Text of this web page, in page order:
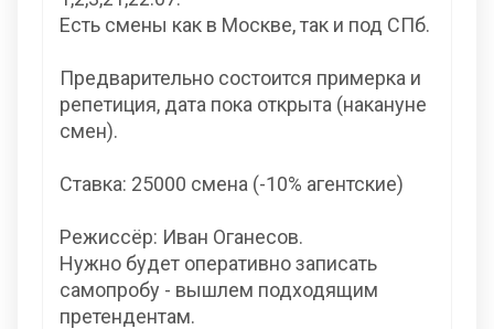
Есть смены как в Москве, так и под СПб.
Предварительно состоится примерка и
репетиция, дата пока открыта (накануне
смен).
Ставка: 25000 смена (-10% агентские)
Режиссёр: Иван Оганесов.
Нужно будет оперативно записать
самопробу - вышлем подходящим
претендентам.